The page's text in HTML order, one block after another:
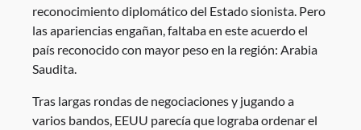
reconocimiento diplomático del Estado sionista. Pero
las apariencias engañan, faltaba en este acuerdo el
país reconocido con mayor peso en la región: Arabia
Saudita.
Tras largas rondas de negociaciones y jugando a
varios bandos, EEUU parecía que lograba ordenar el